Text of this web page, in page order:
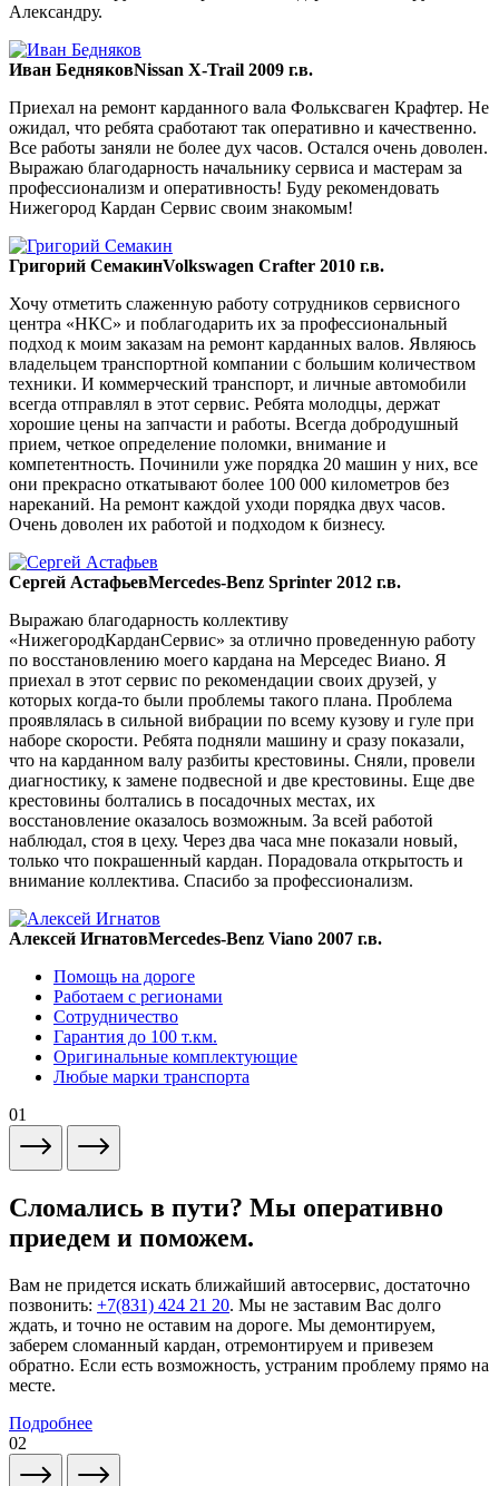
Александру.
Иван БедняковNissan X-Trail 2009 г.в.
Приехал на ремонт карданного вала Фольксваген Крафтер. Не
ожидал, что ребята сработают так оперативно и качественно.
Все работы заняли не более дух часов. Остался очень доволен.
Выражаю благодарность начальнику сервиса и мастерам за
профессионализм и оперативность! Буду рекомендовать
Нижегород Кардан Сервис своим знакомым!
Григорий СемакинVolkswagen Crafter 2010 г.в.
Хочу отметить слаженную работу сотрудников сервисного
центра «НКС» и поблагодарить их за профессиональный
подход к моим заказам на ремонт карданных валов. Являюсь
владельцем транспортной компании с большим количеством
техники. И коммерческий транспорт, и личные автомобили
всегда отправлял в этот сервис. Ребята молодцы, держат
хорошие цены на запчасти и работы. Всегда добродушный
прием, четкое определение поломки, внимание и
компетентность. Починили уже порядка 20 машин у них, все
они прекрасно откатывают более 100 000 километров без
нареканий. На ремонт каждой уходи порядка двух часов.
Очень доволен их работой и подходом к бизнесу.
Сергей АстафьевMercedes-Benz Sprinter 2012 г.в.
Выражаю благодарность коллективу
«НижегородКарданСервис» за отлично проведенную работу
по восстановлению моего кардана на Мерседес Виано. Я
приехал в этот сервис по рекомендации своих друзей, у
которых когда-то были проблемы такого плана. Проблема
проявлялась в сильной вибрации по всему кузову и гуле при
наборе скорости. Ребята подняли машину и сразу показали,
что на карданном валу разбиты крестовины. Сняли, провели
диагностику, к замене подвесной и две крестовины. Еще две
крестовины болтались в посадочных местах, их
восстановление оказалось возможным. За всей работой
наблюдал, стоя в цеху. Через два часа мне показали новый,
только что покрашенный кардан. Порадовала открытость и
внимание коллектива. Спасибо за профессионализм.
Алексей ИгнатовMercedes-Benz Viano 2007 г.в.
Помощь на дороге
Работаем с регионами
Сотрудничество
Гарантия до 100 т.км.
Оригинальные комплектующие
Любые марки транспорта
01
Сломались в пути? Мы оперативно
приедем и поможем.
Вам не придется искать ближайший автосервис, достаточно
позвонить: +7(831) 424 21 20. Мы не заставим Вас долго
ждать, и точно не оставим на дороге. Мы демонтируем,
заберем сломанный кардан, отремонтируем и привезем
обратно. Если есть возможность, устраним проблему прямо на
месте.
Подробнее
02